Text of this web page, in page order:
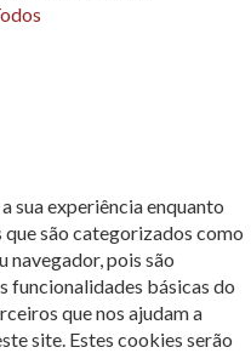
sua experiência enquanto
são categorizados como
navegador, pois são
funcionalidades básicas do
que nos ajudam a
site. Estes cookies serão